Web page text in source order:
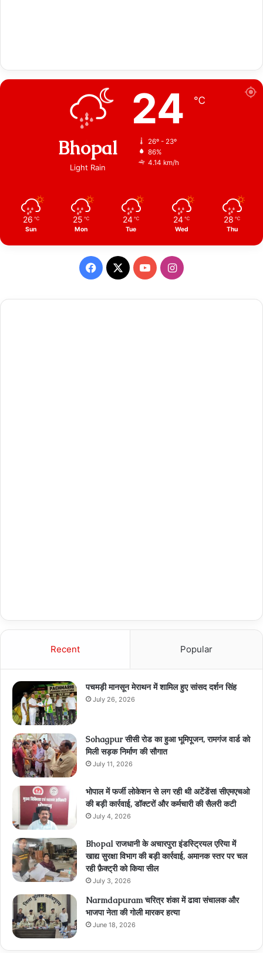
Bhopal
Light Rain
24 ℃
26º - 23º
86%
4.14 km/h
26 ℃
Sun
25 ℃
Mon
24 ℃
Tue
24 ℃
Wed
28 ℃
Thu
Facebook
X YouTubeInstagram
Recent Popular
पचमड़ी मानसून मेराथन में शामिल हुए सांसद दर्शन सिंह
July 26, 2026
Sohagpur सीसी रोड का हुआ भूमिपूजन, रामगंज वार्ड को
मिली सड़क निर्माण की सौगात
July 11, 2026
भोपाल में फर्जी लोकेशन से लग रही थी अटेंडेंस! सीएमएचओ
की बड़ी कार्रवाई, डॉक्टरों और कर्मचारी की सैलरी कटी
July 4, 2026
Bhopal राजधानी के अचारपुरा इंडस्ट्रियल एरिया में
खाद्य सुरक्षा विभाग की बड़ी कार्रवाई, अमानक स्तर पर चल
रही फ़ैक्ट्री को किया सील
July 3, 2026
Narmdapuram चरित्र शंका में ढावा संचालक और
भाजपा नेता की गोली मारकर हत्या
June 18, 2026